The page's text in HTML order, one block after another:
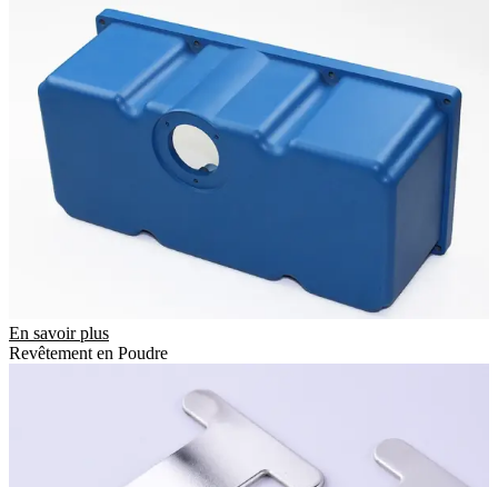
En savoir plus
Revêtement en Poudre